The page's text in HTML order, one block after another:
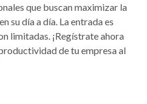
que buscan maximizar la
su día a día. La entrada es
limitadas. ¡Regístrate ahora
de tu empresa al